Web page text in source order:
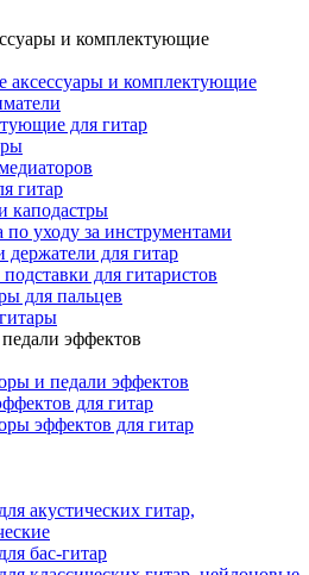
и комплектующие
аксессуары и комплектующие
для гитар
гитар
каподастры
по уходу за инструментами
держатели для гитар
для гитаристов
для пальцев
эффектов
и педали эффектов
для гитар
эффектов для гитар
акустических гитар,
бас-гитар